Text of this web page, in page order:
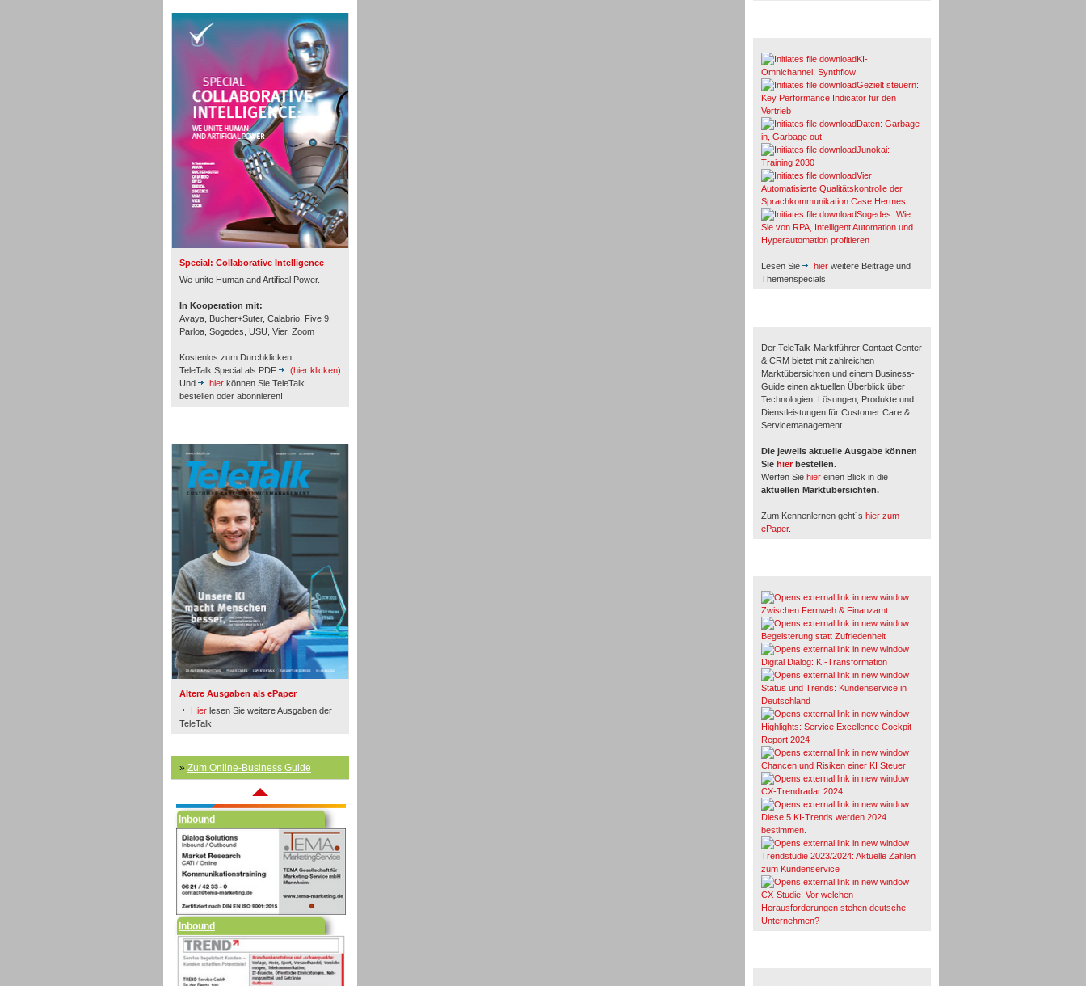
Special: Collaborative Intelligence
We unite Human and Artifical Power.
In Kooperation mit:
Avaya, Bucher+Suter, Calabrio, Five 9,
Parloa, Sogedes, USU, Vier, Zoom
Kostenlos zum Durchklicken:
TeleTalk Special als PDF
(hier klicken)
Und
hier können Sie TeleTalk
bestellen oder abonnieren!
Ältere Ausgaben als ePaper
Hier lesen Sie weitere Ausgaben der
TeleTalk.
» Zum Online-Business Guide
Personal
Inbound
Inbound
Inbound
Inbound
KI-
Omnichannel: Synthflow
Gezielt steuern:
Key Performance Indicator für den
Vertrieb
Daten: Garbage
in, Garbage out!
Junokai:
Training 2030
Vier:
Automatisierte Qualitätskontrolle der
Sprachkommunikation Case Hermes
Sogedes: Wie
Sie von RPA, Intelligent Automation und
Hyperautomation profitieren
Lesen Sie hier weitere Beiträge und
Themenspecials
Der TeleTalk-Marktführer Contact Center
& CRM bietet mit zahlreichen
Marktübersichten und einem Business-
Guide einen aktuellen Überblick über
Technologien, Lösungen, Produkte und
Dienstleistungen für Customer Care &
Servicemanagement.
Die jeweils aktuelle Ausgabe können
Sie hier bestellen.
Werfen Sie hier einen Blick in die
aktuellen Marktübersichten.
Zum Kennenlernen geht´s hier zum
ePaper.
Zwischen Fernweh & Finanzamt
Begeisterung statt Zufriedenheit
Digital Dialog: KI-Transformation
Status und Trends: Kundenservice in
Deutschland
Highlights: Service Excellence Cockpit
Report 2024
Chancen und Risiken einer KI Steuer
CX-Trendradar 2024
Diese 5 KI-Trends werden 2024
bestimmen.
Trendstudie 2023/2024: Aktuelle Zahlen
zum Kundenservice
CX-Studie: Vor welchen
Herausforderungen stehen deutsche
Unternehmen?